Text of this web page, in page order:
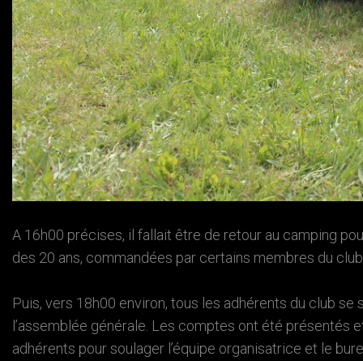
A 16h00 précises, il fallait être de retour au camping
des 20 ans, commandées par certains membres du
Puis, vers 18h00 environ, tous les adhérents du club
l’assemblée générale. Les comptes ont été présentés
adhérents pour soulager l’équipe organisatrice et le